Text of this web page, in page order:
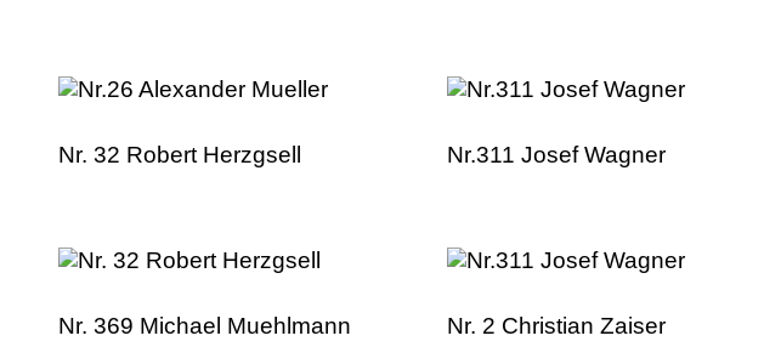
Nr. 32 Robert Herzgsell Nr.311 Josef Wagner
Nr. 369 Michael Muehlmann Nr. 2 Christian Zaiser